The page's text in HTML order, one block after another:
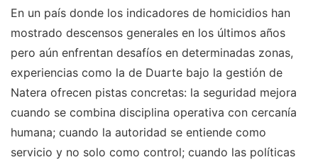
En un país donde los indicadores de homicidios han
mostrado descensos generales en los últimos años
pero aún enfrentan desafíos en determinadas zonas,
experiencias como la de Duarte bajo la gestión de
Natera ofrecen pistas concretas: la seguridad mejora
cuando se combina disciplina operativa con cercanía
humana; cuando la autoridad se entiende como
servicio y no solo como control; cuando las políticas